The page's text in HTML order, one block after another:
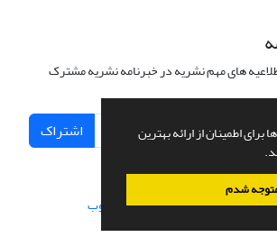
اطمینان از ارائه بهترین
شدم
های مهم نشریه در خبرنامه نشریه مشترک
اشتراک
علمی.طراحی و پیاده سازی از سیناوب